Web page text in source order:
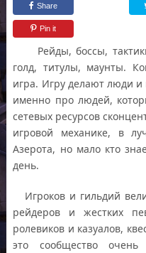
Share
Pin it
Рейды, боссы,
голд, титулы, маунты.
игра. Игру делают люди
именно про людей,
сетевых ресурсов
игровой механике, в
Азерота, но мало кто
день.
Игроков и гильдий
рейдеров и жестких
ролевиков и казуалов,
это сообщество